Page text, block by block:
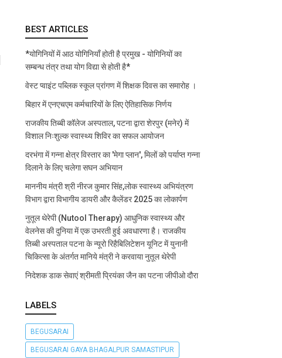
BEST ARTICLES
*योगिनियों में आठ योगिनियाँ होती है प्रमुख - योगिनियों का
सम्बन्ध तंत्र तथा योग विद्या से होती है*
वेस्ट प्वाइंट पब्लिक स्कूल प्रांगण में शिक्षक दिवस का समारोह ।
बिहार में एनएचएम कर्मचारियों के लिए ऐतिहासिक निर्णय
राजकीय तिब्बी कॉलेज अस्पताल, पटना द्वारा शेरपुर (मनेर) में
विशाल निःशुल्क स्वास्थ्य शिविर का सफल आयोजन
दरभंगा में गन्ना क्षेत्र विस्तार का 'मेगा प्लान', मिलों को पर्याप्त गन्ना
दिलाने के लिए चलेगा सघन अभियान
माननीय मंत्री श्री नीरज कुमार सिंह,लोक स्वास्थ्य अभियंत्रण
विभाग द्वारा विभागीय डायरी और कैलेंडर 2025 का लोकार्पण
नुतूल थेरेपी (Nutool Therapy) आधुनिक स्वास्थ्य और
वेलनेस की दुनिया में एक उभरती हुई अवधारणा है। राजकीय
तिब्बी अस्पताल पटना के न्यूरो रिहैबिलिटेशन यूनिट में युनानी
चिकित्सा के अंतर्गत मानिये मंत्री ने करवाया नुतूल थेरेपी
निदेशक डाक सेवाएं श्रीमती प्रियंका जैन का पटना जीपीओ दौरा
LABELS
BEGUSARAI
BEGUSARAI GAYA BHAGALPUR SAMASTIPUR